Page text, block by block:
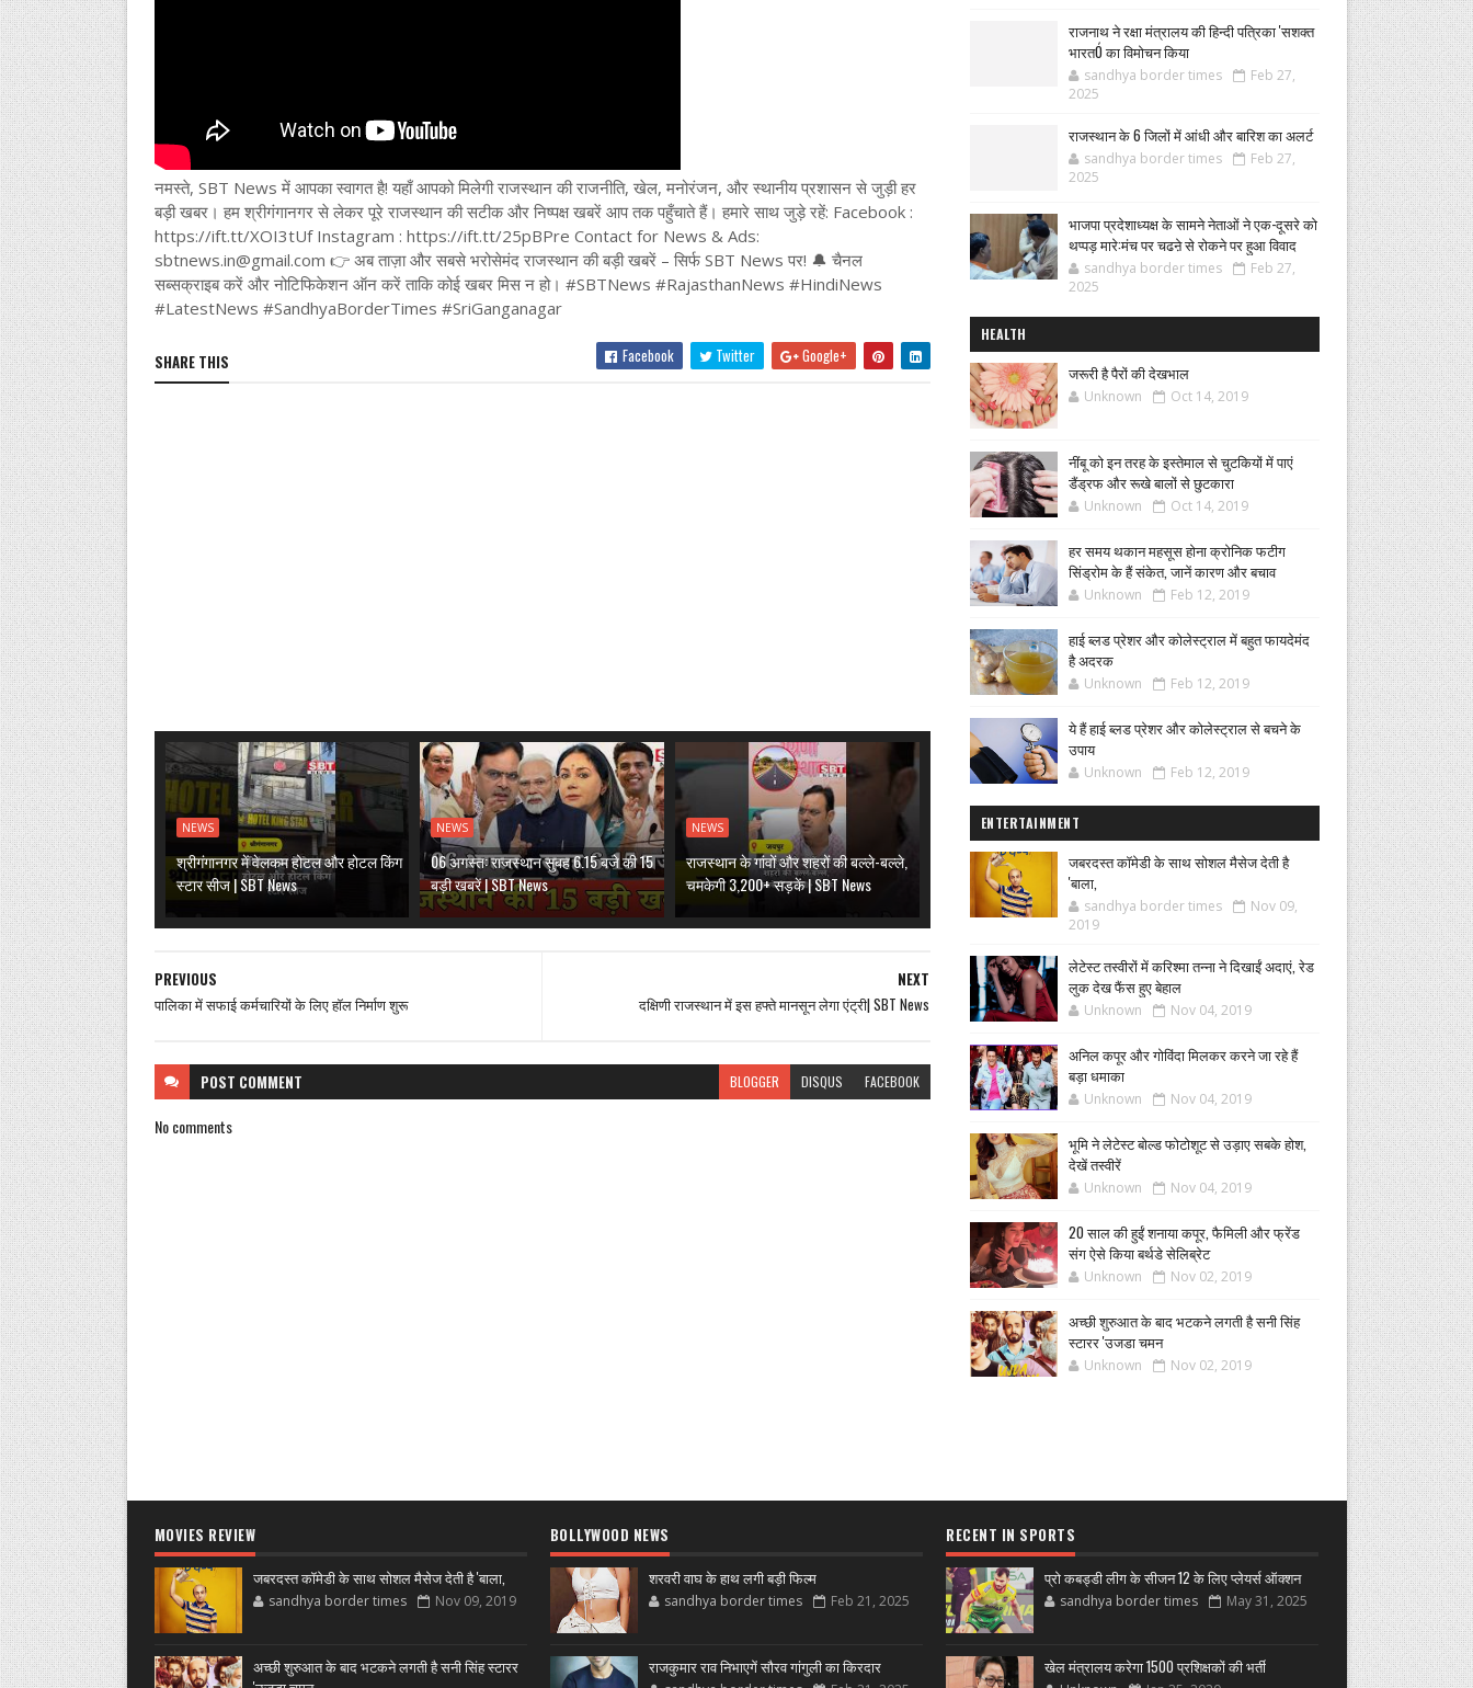
नमस्ते, SBT News में आपका स्वागत है! यहाँ आपको मिलेगी राजस्थान की राजनीति, खेल, मनोरंजन, और स्थानीय प्रशासन से जुड़ी हर
बड़ी खबर। हम श्रीगंगानगर से लेकर पूरे राजस्थान की सटीक और निष्पक्ष खबरें आप तक पहुँचाते हैं। हमारे साथ जुड़े रहें: Facebook :
https://ift.tt/XOI3tUf Instagram : https://ift.tt/25pBPre Contact for News & Ads:
sbtnews.in@gmail.com 👉 अब ताज़ा और सबसे भरोसेमंद राजस्थान की बड़ी खबरें – सिर्फ SBT News पर! 🔔 चैनल
सब्सक्राइब करें और नोटिफिकेशन ऑन करें ताकि कोई खबर मिस न हो। #SBTNews #RajasthanNews #HindiNews
#LatestNews #SandhyaBorderTimes #SriGanganagar
SHARE THIS Facebook Twitter Google+
NEWS
श्रीगंगानगर में वेलकम होटल और होटल किंग
स्टार सीज | SBT News
NEWS
06 अगस्त: राजस्थान सुबह 6.15 बजे की 15
बड़ी खबरें | SBT News
NEWS
राजस्थान के गांवों और शहरों की बल्ले-बल्ले,
चमकेगी 3,200+ सड़कें | SBT News
NEXT
दक्षिणी राजस्थान में इस हफ्ते मानसून लेगा एंट्री| SBT News
PREVIOUS
पालिका में सफाई कर्मचारियों के लिए हॉल निर्माण शुरू
POST COMMENT BLOGGER DISQUS FACEBOOK
No comments
राजनाथ ने रक्षा मंत्रालय की हिन्दी पत्रिका 'सशक्त
भारतÓ का विमोचन किया
sandhya border times
Feb 27,
2025
राजस्थान के 6 जिलों में आंधी और बारिश का अलर्ट
sandhya border times
Feb 27,
2025
भाजपा प्रदेशाध्यक्ष के सामने नेताओं ने एक-दूसरे को
थप्पड़ मारे:मंच पर चढऩे से रोकने पर हुआ विवाद
sandhya border times
Feb 27,
2025
HEALTH
जरूरी है पैरों की देखभाल
Unknown Oct 14, 2019
नींबू को इन तरह के इस्तेमाल से चुटकियों में पाएं
डैंड्रफ और रूखे बालों से छुटकारा
Unknown Oct 14, 2019
हर समय थकान महसूस होना क्रोनिक फटीग
सिंड्रोम के हैं संकेत, जानें कारण और बचाव
Unknown Feb 12, 2019
हाई ब्लड प्रेशर और कोलेस्ट्राल में बहुत फायदेमंद
है अदरक
Unknown Feb 12, 2019
ये हैं हाई ब्लड प्रेशर और कोलेस्ट्राल से बचने के
उपाय
Unknown Feb 12, 2019
ENTERTAINMENT
जबरदस्त कॉमेडी के साथ सोशल मैसेज देती है
'बाला,
sandhya border times
Nov 09,
2019
लेटेस्ट तस्वीरों में करिश्मा तन्ना ने दिखाईं अदाएं, रेड
लुक देख फैंस हुए बेहाल
Unknown Nov 04, 2019
अनिल कपूर और गोविंदा मिलकर करने जा रहे हैं
बड़ा धमाका
Unknown Nov 04, 2019
भूमि ने लेटेस्ट बोल्ड फोटोशूट से उड़ाए सबके होश,
देखें तस्वीरें
Unknown Nov 04, 2019
20 साल की हुईं शनाया कपूर, फैमिली और फ्रेंड
संग ऐसे किया बर्थडे सेलिब्रेट
Unknown Nov 02, 2019
अच्छी शुरुआत के बाद भटकने लगती है सनी सिंह
स्टारर 'उजडा चमन
Unknown Nov 02, 2019
MOVIES REVIEW
जबरदस्त कॉमेडी के साथ सोशल मैसेज देती है 'बाला,
sandhya border times Nov 09, 2019
अच्छी शुरुआत के बाद भटकने लगती है सनी सिंह स्टारर
BOLLYWOOD NEWS
शरवरी वाघ के हाथ लगी बड़ी फिल्म
sandhya border times Feb 21, 2025
राजकुमार राव निभाएगें सौरव गांगुली का किरदार
RECENT IN SPORTS
प्रो कबड्डी लीग के सीजन 12 के लिए प्लेयर्स ऑक्शन
sandhya border times May 31, 2025
खेल मंत्रालय करेगा 1500 प्रशिक्षकों की भर्ती